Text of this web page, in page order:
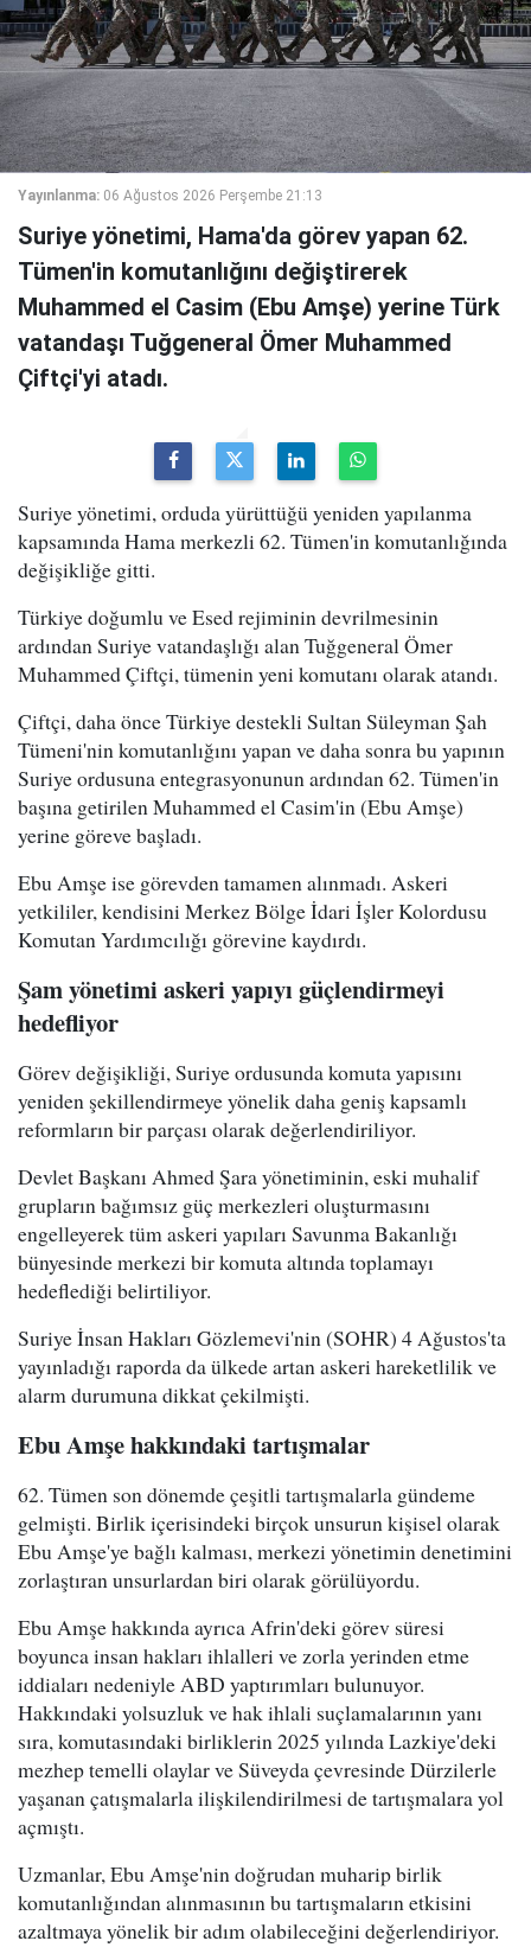
Yayınlanma: 06 Ağustos 2026 Perşembe 21:13
Suriye yönetimi, Hama'da görev yapan 62.
Tümen'in komutanlığını değiştirerek
Muhammed el Casim (Ebu Amşe) yerine Türk
vatandaşı Tuğgeneral Ömer Muhammed
Çiftçi'yi atadı.
Suriye yönetimi, orduda yürüttüğü yeniden yapılanma
kapsamında Hama merkezli 62. Tümen'in komutanlığında
değişikliğe gitti.
Türkiye doğumlu ve Esed rejiminin devrilmesinin
ardından Suriye vatandaşlığı alan Tuğgeneral Ömer
Muhammed Çiftçi, tümenin yeni komutanı olarak atandı.
Çiftçi, daha önce Türkiye destekli Sultan Süleyman Şah
Tümeni'nin komutanlığını yapan ve daha sonra bu yapının
Suriye ordusuna entegrasyonunun ardından 62. Tümen'in
başına getirilen Muhammed el Casim'in (Ebu Amşe)
yerine göreve başladı.
Ebu Amşe ise görevden tamamen alınmadı. Askeri
yetkililer, kendisini Merkez Bölge İdari İşler Kolordusu
Komutan Yardımcılığı görevine kaydırdı.
Şam yönetimi askeri yapıyı güçlendirmeyi
hedefliyor
Görev değişikliği, Suriye ordusunda komuta yapısını
yeniden şekillendirmeye yönelik daha geniş kapsamlı
reformların bir parçası olarak değerlendiriliyor.
Devlet Başkanı Ahmed Şara yönetiminin, eski muhalif
grupların bağımsız güç merkezleri oluşturmasını
engelleyerek tüm askeri yapıları Savunma Bakanlığı
bünyesinde merkezi bir komuta altında toplamayı
hedeflediği belirtiliyor.
Suriye İnsan Hakları Gözlemevi'nin (SOHR) 4 Ağustos'ta
yayınladığı raporda da ülkede artan askeri hareketlilik ve
alarm durumuna dikkat çekilmişti.
Ebu Amşe hakkındaki tartışmalar
62. Tümen son dönemde çeşitli tartışmalarla gündeme
gelmişti. Birlik içerisindeki birçok unsurun kişisel olarak
Ebu Amşe'ye bağlı kalması, merkezi yönetimin denetimini
zorlaştıran unsurlardan biri olarak görülüyordu.
Ebu Amşe hakkında ayrıca Afrin'deki görev süresi
boyunca insan hakları ihlalleri ve zorla yerinden etme
iddiaları nedeniyle ABD yaptırımları bulunuyor.
Hakkındaki yolsuzluk ve hak ihlali suçlamalarının yanı
sıra, komutasındaki birliklerin 2025 yılında Lazkiye'deki
mezhep temelli olaylar ve Süveyda çevresinde Dürzilerle
yaşanan çatışmalarla ilişkilendirilmesi de tartışmalara yol
açmıştı.
Uzmanlar, Ebu Amşe'nin doğrudan muharip birlik
komutanlığından alınmasının bu tartışmaların etkisini
azaltmaya yönelik bir adım olabileceğini değerlendiriyor.